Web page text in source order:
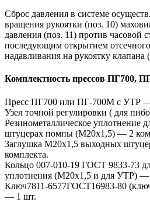
Сброс давления в системе
вращения рукоятки (поз. 10)
давления (поз. 11) против часовой
последующим открытием
надавливания на рукоятку клапана
Комплектность прессов ПГ700,
Пресс ПГ700 или ПГ-700М с УТР —
Узел точной регулировки ( для
Резинометаллическое уплотнение
штуцерах помпы (М20х1,5) — 2
Заглушка М20х1,5 выходных
комплекта.
Кольцо 007-010-19 ГОСТ 9833-73
уплотнения (М20х1,5 и для УТР) —
Ключ7811-6577ГОСТ16983-80
— 1 шт.